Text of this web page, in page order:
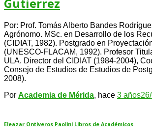
Por: Prof. Tomás Alberto Bandes
Agrónomo. MSc. en Desarrollo de los
(CIDIAT, 1982). Postgrado en
(UNESCO-FLACAM, 1992). Profesor
ULA. Director del CIDIAT (1984-2004),
Consejo de Estudios de Estudios de
2008).
Por Academia de Mérida, hace 3 años
Eleazar Ontiveros Paolini Libros de Académicos